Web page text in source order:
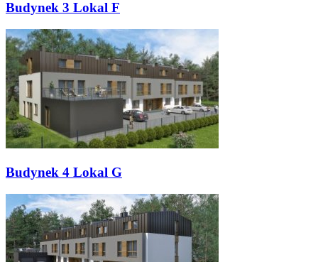
Budynek 3 Lokal F
Budynek 4 Lokal G